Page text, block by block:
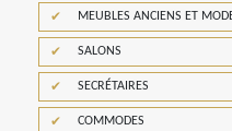
MEUBLES ANCIENS ET
SALONS
SECRÉTAIRES
COMMODES